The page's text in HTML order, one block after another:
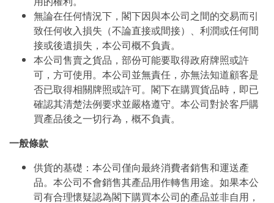
無論在任何情況下，閣下因與本公司之間的交易而引
致任何收入損失（不論直接或間接）、利潤或任何間
接或後遺損失，本公司概不負責。
本公司售賣之貨品，部份可能要取得政府牌照或許
可，方可使用。本公司並無責任，亦無法知道顧客是
否已取得相關牌照或許可。閣下在購買貨品時，即已
確認其清楚法例要求並嚴格遵守。本公司對於客戶購
買產品後之一切行為，概不負責。
一般條款
供貨的基礎：本公司僅向最終消費者銷售和運送產
品。本公司不會銷售其產品用作轉售用途。如果本公
司有合理懷疑認為閣下購買本公司的產品並非自用，